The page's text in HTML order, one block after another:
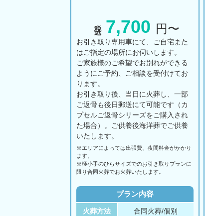
7,700 円〜
お引き取り専用車にて、ご自宅また
はご指定の場所にお伺いします。
ご家族様のご希望でお別れができる
ようにご予約、ご相談を受付けてお
ります。
お引き取り後、当日に火葬し、一部
ご返骨も後日郵送にて可能です（カ
プセルご返骨シリーズをご購入され
た場合）。ご供養後海洋葬でご供養
いたします。
※エリアに よっては出張費、 夜間料金がかかり
ます。
※極小手のひらサイズでのお引き取りプランに
限り合同火葬でお火葬いたします。
プラン内容
火葬方法 合同火葬/個別